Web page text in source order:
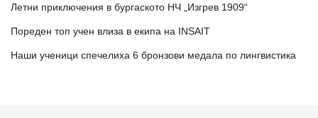
Летни приключения в бургаското НЧ „Изгрев 1909“
Пореден топ учен влиза в екипа на INSAIT
Наши ученици спечелиха 6 бронзови медала по лингвистика